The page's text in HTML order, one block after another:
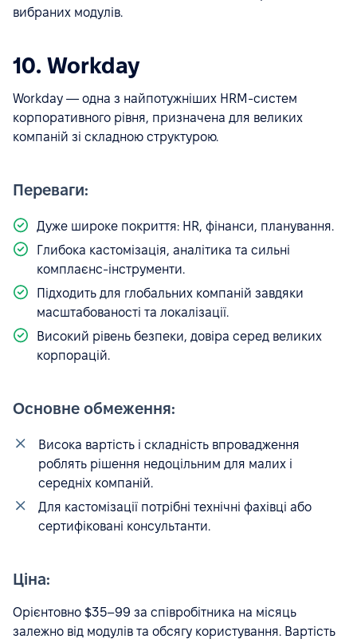
вибраних модулів.
10. Workday
Workday — одна з найпотужніших HRM-систем
корпоративного рівня, призначена для великих
компаній зі складною структурою.
Переваги:
Дуже широке покриття: HR, фінанси, планування.
Глибока кастомізація, аналітика та сильні
комплаєнс-інструменти.
Підходить для глобальних компаній завдяки
масштабованості та локалізації.
Високий рівень безпеки, довіра серед великих
корпорацій.
Основне обмеження:
Висока вартість і складність впровадження
роблять рішення недоцільним для малих і
середніх компаній.
Для кастомізації потрібні технічні фахівці або
сертифіковані консультанти.
Ціна:
Орієнтовно $35–99 за співробітника на місяць
залежно від модулів та обсягу користування. Вартість